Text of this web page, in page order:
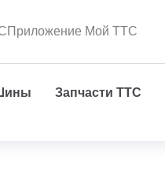
Приложение Мой ТТС
Запчасти ТТС